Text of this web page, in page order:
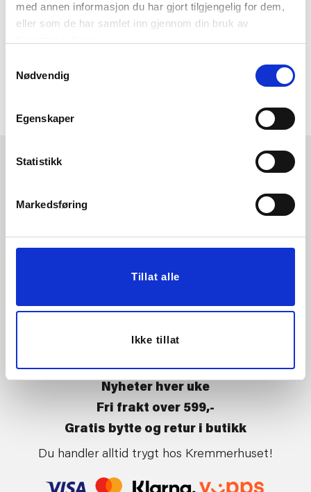
med annen informasjon du har gjort tilgjengelig for dem,
eller som de har samlet inn gjennom din bruk av
Nødvendig
Egenskaper
Statistikk
Markedsføring
Tillat alle
Ikke tillat
Følg oss gjerne på
sosiale medier!
Kundeklubb Tilbakekalling av varer
Handle på nett
Betaling og levering
Nyheter hver uke
Fri frakt over 599,-
Gratis bytte og retur i butikk
Du handler alltid trygt hos Kremmerhuset!